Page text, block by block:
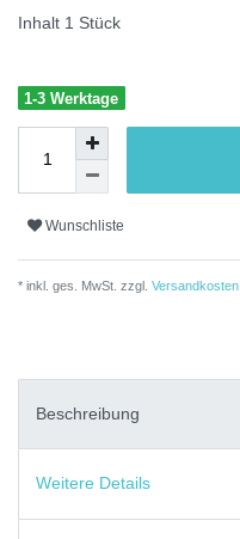
Inhalt 1 Stück
1-3 Werktage
Wunschliste
* inkl. ges. MwSt. zzgl. Versandkosten
Beschreibung
Weitere Details